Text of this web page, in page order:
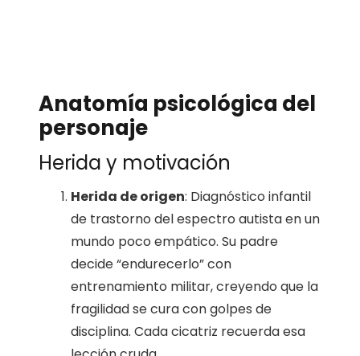
Anatomía psicológica del
personaje
Herida y motivación
Herida de origen: Diagnóstico infantil
de trastorno del espectro autista en un
mundo poco empático. Su padre
decide “endurecerlo” con
entrenamiento militar, creyendo que la
fragilidad se cura con golpes de
disciplina. Cada cicatriz recuerda esa